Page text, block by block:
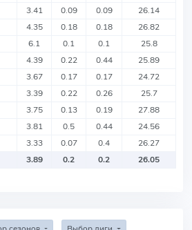
3.41 0.09 0.09
26.14
4.35 0.18 0.18
26.82
6.1 0.1 0.1
25.8
4.39 0.22 0.44
25.89
3.67 0.17 0.17
24.72
3.39 0.22 0.26
25.7
3.75 0.13 0.19
27.88
3.81 0.5 0.44
24.56
3.33 0.07 0.4
26.27
3.89 0.2 0.2 26.05